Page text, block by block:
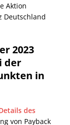
Aktion
Deutschland
2023
der
in
des
von Payback